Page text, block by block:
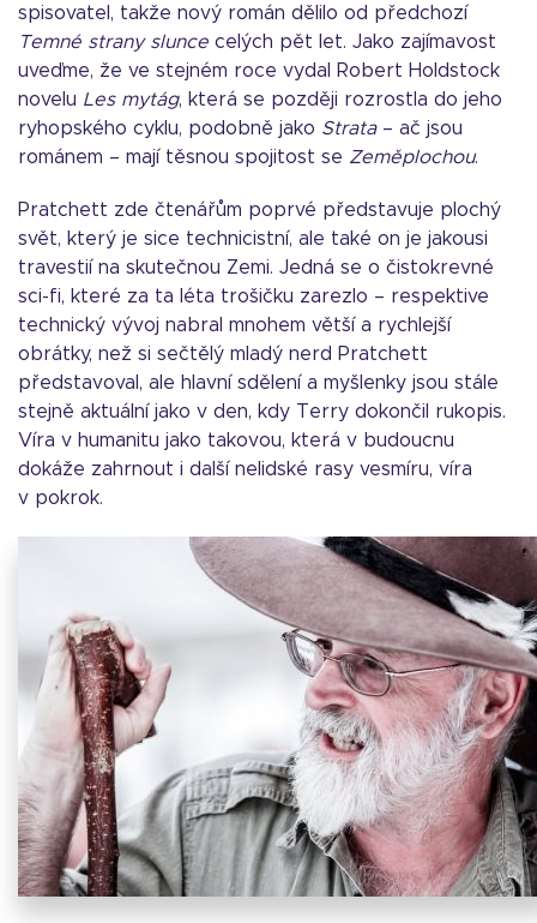
spisovatel, takže nový román dělilo od předchozí
Temné strany slunce celých pět let. Jako zajímavost
uveďme, že ve stejném roce vydal Robert Holdstock
novelu Les mytág, která se později rozrostla do jeho
ryhopského cyklu, podobně jako Strata– ač jsou
románem – mají těsnou spojitost se Zeměplochou.
Pratchett zde čtenářům poprvé představuje plochý
svět, který je sice technicistní, ale také on je jakousi
travestií na skutečnou Zemi. Jedná se o čistokrevné
sci-fi, které za ta léta trošičku zarezlo – respektive
technický vývoj nabral mnohem větší a rychlejší
obrátky, než si sečtělý mladý nerd Pratchett
představoval, ale hlavní sdělení a myšlenky jsou stále
stejně aktuální jako v den, kdy Terry dokončil rukopis.
Víra v humanitu jako takovou, která v budoucnu
dokáže zahrnout i další nelidské rasy vesmíru, víra
v pokrok.